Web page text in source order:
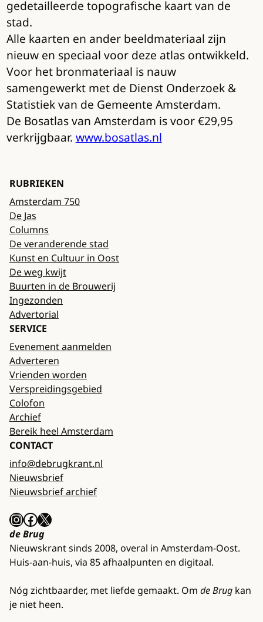
gedetailleerde topografische kaart van de
stad.
Alle kaarten en ander beeldmateriaal zijn
nieuw en speciaal voor deze atlas ontwikkeld.
Voor het bronmateriaal is nauw
samengewerkt met de Dienst Onderzoek &
Statistiek van de Gemeente Amsterdam.
De Bosatlas van Amsterdam is voor €29,95
verkrijgbaar. www.bosatlas.nl
RUBRIEKEN
Amsterdam 750
De Jas
Columns
De veranderende stad
Kunst en Cultuur in Oost
De weg kwijt
Buurten in de Brouwerij
Ingezonden
Advertorial
SERVICE
Evenement aanmelden
Adverteren
Vrienden worden
Verspreidingsgebied
Colofon
Archief
Bereik heel Amsterdam
CONTACT
info@debrugkrant.nl
Nieuwsbrief
Nieuwsbrief archief
InstagramFacebook X
de Brug
Nieuwskrant sinds 2008, overal in Amsterdam-Oost.
Huis-aan-huis, via 85 afhaalpunten en digitaal.
Nóg zichtbaarder, met liefde gemaakt. Om de Brug kan
je niet heen.